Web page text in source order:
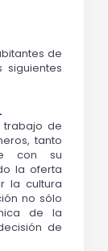
de
trabajo de
tanto
con su
la oferta
la cultura
no sólo
de la
de